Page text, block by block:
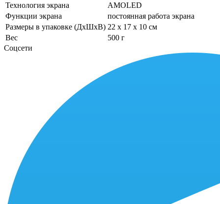
Технология экрана
AMOLED
Функции экрана
постоянная работа экрана
Размеры в упаковке (ДхШхВ) 22 x 17 x 10 см
Вес
500 г
Соцсети